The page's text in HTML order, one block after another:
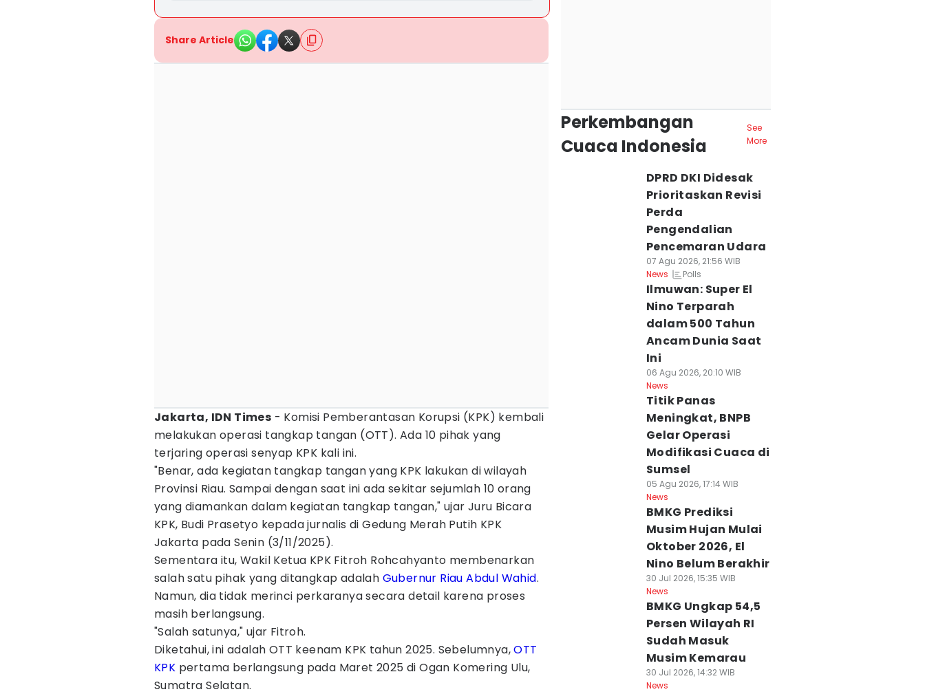
Share Article
Jakarta, IDN Times - Komisi Pemberantasan Korupsi (KPK) kembali
melakukan operasi tangkap tangan (OTT). Ada 10 pihak yang
terjaring operasi senyap KPK kali ini.
"Benar, ada kegiatan tangkap tangan yang KPK lakukan di wilayah
Provinsi Riau. Sampai dengan saat ini ada sekitar sejumlah 10 orang
yang diamankan dalam kegiatan tangkap tangan," ujar Juru Bicara
KPK, Budi Prasetyo kepada jurnalis di Gedung Merah Putih KPK
Jakarta pada Senin (3/11/2025).
Sementara itu, Wakil Ketua KPK Fitroh Rohcahyanto membenarkan
salah satu pihak yang ditangkap adalah Gubernur Riau Abdul Wahid.
Namun, dia tidak merinci perkaranya secara detail karena proses
masih berlangsung.
"Salah satunya," ujar Fitroh.
Diketahui, ini adalah OTT keenam KPK tahun 2025. Sebelumnya,OTT
KPK pertama berlangsung pada Maret 2025 di Ogan Komering Ulu,
Sumatra Selatan.
Perkembangan
Cuaca Indonesia
See
More
DPRD DKI Didesak
Prioritaskan Revisi
Perda
Pengendalian
Pencemaran Udara
07 Agu 2026, 21:56 WIB
News
Polls
Ilmuwan: Super El
Nino Terparah
dalam 500 Tahun
Ancam Dunia Saat
Ini
06 Agu 2026, 20:10 WIB
News
Titik Panas
Meningkat, BNPB
Gelar Operasi
Modifikasi Cuaca di
Sumsel
05 Agu 2026, 17:14 WIB
News
BMKG Prediksi
Musim Hujan Mulai
Oktober 2026, El
Nino Belum Berakhir
30 Jul 2026, 15:35 WIB
News
BMKG Ungkap 54,5
Persen Wilayah RI
Sudah Masuk
Musim Kemarau
30 Jul 2026, 14:32 WIB
News